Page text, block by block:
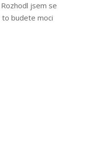
jsem se
to budete moci